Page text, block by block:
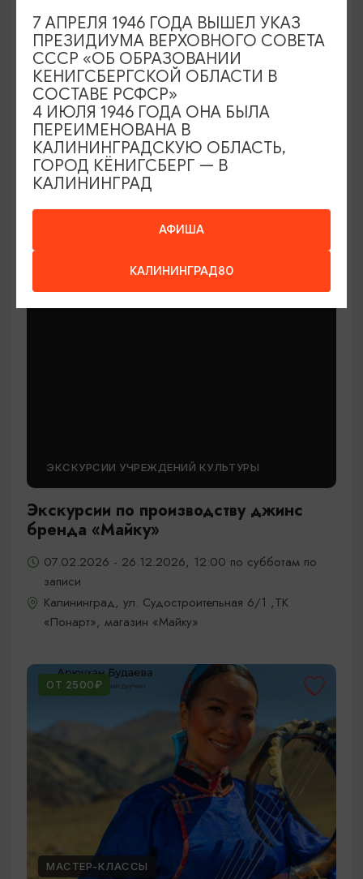
МАСТЕР-КЛАССЫ
Мастер-классы по керамике Елены
Бодяковой
Калининград, ул. Баранова, 45
ЭКСКУРСИИ УЧРЕЖДЕНИЙ КУЛЬТУРЫ
Экскурсии по производству джинс
бренда «Майку»
07.02.2026 - 26.12.2026, 12:00 по субботам по
записи
Калининград, ул. Судостроительная 6/1 ,ТК
«Понарт», магазин «Майку»
ОТ 2500₽
МАСТЕР-КЛАССЫ
АФИША
КАЛИНИНГРАД80
7 АПРЕЛЯ 1946 ГОДА ВЫШЕЛ УКАЗ
ПРЕЗИДИУМА ВЕРХОВНОГО СОВЕТА
СССР «ОБ ОБРАЗОВАНИИ
КЕНИГСБЕРГСКОЙ ОБЛАСТИ В
СОСТАВЕ РСФСР»
4 ИЮЛЯ 1946 ГОДА ОНА БЫЛА
ПЕРЕИМЕНОВАНА В
КАЛИНИНГРАДСКУЮ ОБЛАСТЬ,
ГОРОД КЁНИГСБЕРГ — В
КАЛИНИНГРАД